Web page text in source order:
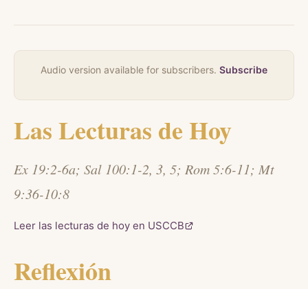
Audio version available for subscribers. Subscribe
Las Lecturas de Hoy
Ex 19:2-6a; Sal 100:1-2, 3, 5; Rom 5:6-11; Mt
9:36-10:8
Leer las lecturas de hoy en USCCB
Reflexión